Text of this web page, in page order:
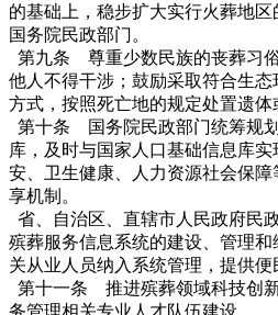
的基础上，稳步扩大实行火葬地
国务院民政部门。
第九条 尊重少数民族的丧葬习
他人不得干涉；鼓励采取符合生
方式，按照死亡地的规定处置遗体
第十条 国务院民政部门统筹规
库，及时与国家人口基础信息库
安、卫生健康、人力资源社会保
享机制。
省、自治区、直辖市人民政府民
殡葬服务信息系统的建设、管理
关从业人员纳入系统管理，提供便
第十一条 推进殡葬领域科技创
务管理相关专业人才队伍建设。